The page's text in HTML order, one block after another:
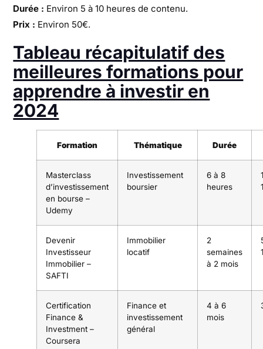
Durée : Environ 5 à 10 heures de contenu.
Prix : Environ 50€.
Tableau récapitulatif des
meilleures formations pour
apprendre à investir en
2024
Formation Thématique Durée
Masterclass
d’investissement
en bourse –
Udemy
Investissement
boursier
6 à 8
heures
Devenir
Investisseur
Immobilier –
SAFTI
Immobilier
locatif
2
semaines
à 2 mois
Certification
Finance &
Investment –
Coursera
Finance et
investissement
général
4 à 6
mois